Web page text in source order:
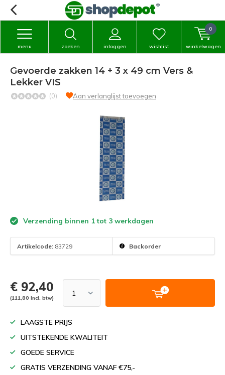
zoeken inloggen
menu wishlist winkelwagen
0
Gevoerde zakken 14 + 3 x 49 cm Vers &
Lekker VIS
(0) Aan verlanglijst toevoegen
Verzending binnen 1 tot 3 werkdagen
Artikelcode: 83729 Backorder
€ 92,40
(111,80 Incl. btw)
LAAGSTE PRIJS
UITSTEKENDE KWALITEIT
GOEDE SERVICE
GRATIS VERZENDING VANAF €75,-